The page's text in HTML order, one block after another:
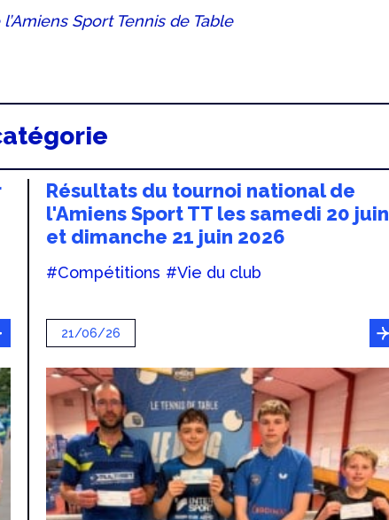
Sport Tennis de Table
Résultats du tournoi national de
l'Amiens Sport TT les samedi 20 juin
et dimanche 21 juin 2026
#Compétitions #Vie du club
21/06/26